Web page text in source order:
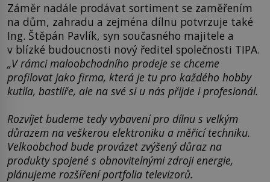
Záměr nadále prodávat sortiment se zaměřením
na dům, zahradu a zejména dílnu potvrzuje také
Ing. Štěpán Pavlík, syn současného majitele a
v blízké budoucnosti nový ředitel společnosti TIPA.
„V rámci maloobchodního prodeje se chceme
profilovat jako firma, která je tu pro každého hobby
kutila, bastlíře, ale na své si u nás přijde i profesionál.
Rozvíjet budeme tedy vybavení pro dílnu s velkým
důrazem na veškerou elektroniku a měřicí techniku.
Velkoobchod bude provázet zvýšený důraz na
produkty spojené s obnovitelnými zdroji energie,
plánujeme rozšíření portfolia televizorů.